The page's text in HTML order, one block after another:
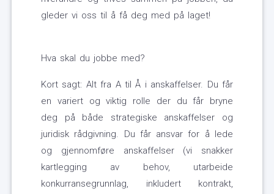
gleder vi oss til å få deg med på laget!
Hva skal du jobbe med?
Kort sagt: Alt fra A til Å i anskaffelser. Du får
en variert og viktig rolle der du får bryne
deg på både strategiske anskaffelser og
juridisk rådgivning. Du får ansvar for å lede
og gjennomføre anskaffelser (vi snakker
kartlegging av behov, utarbeide
konkurransegrunnlag, inkludert kontrakt,